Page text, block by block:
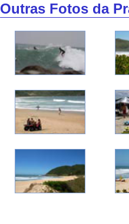
Outras Fotos da